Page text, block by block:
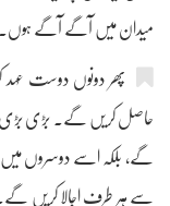
میدان میں آگے آگے
پھر دونوں دوست عہد
حاصل کریں گے۔ بڑی بڑی
گے، بلکہ اسے دوسروں
سے ہر طرف اجالا کریں